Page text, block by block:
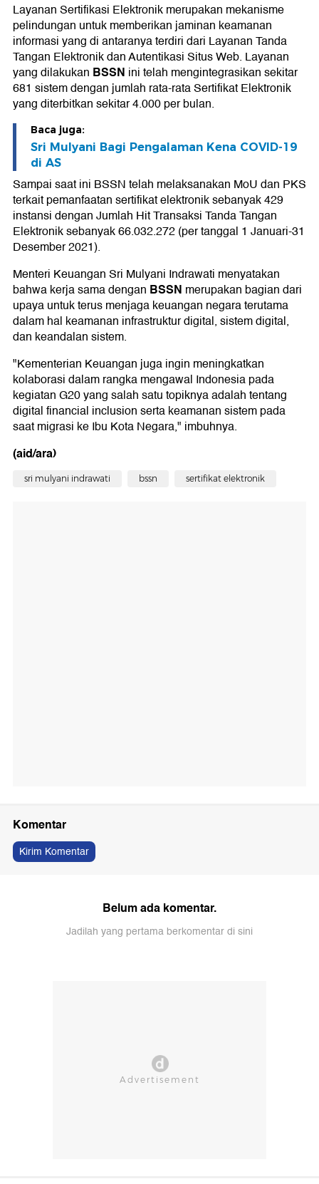
Layanan Sertifikasi Elektronik merupakan mekanisme
pelindungan untuk memberikan jaminan keamanan
informasi yang di antaranya terdiri dari Layanan Tanda
Tangan Elektronik dan Autentikasi Situs Web. Layanan
yang dilakukan BSSN ini telah mengintegrasikan sekitar
681 sistem dengan jumlah rata-rata Sertifikat Elektronik
yang diterbitkan sekitar 4.000 per bulan.
Baca juga:
Sri Mulyani Bagi Pengalaman Kena COVID-19
di AS
Sampai saat ini BSSN telah melaksanakan MoU dan PKS
terkait pemanfaatan sertifikat elektronik sebanyak 429
instansi dengan Jumlah Hit Transaksi Tanda Tangan
Elektronik sebanyak 66.032.272 (per tanggal 1 Januari-31
Desember 2021).
Menteri Keuangan Sri Mulyani Indrawati menyatakan
bahwa kerja sama dengan BSSN merupakan bagian dari
upaya untuk terus menjaga keuangan negara terutama
dalam hal keamanan infrastruktur digital, sistem digital,
dan keandalan sistem.
"Kementerian Keuangan juga ingin meningkatkan
kolaborasi dalam rangka mengawal Indonesia pada
kegiatan G20 yang salah satu topiknya adalah tentang
digital financial inclusion serta keamanan sistem pada
saat migrasi ke Ibu Kota Negara," imbuhnya.
(aid/ara)
sri mulyani indrawati bssn sertifikat elektronik
Komentar
Kirim Komentar
Belum ada komentar.
Jadilah yang pertama berkomentar di sini